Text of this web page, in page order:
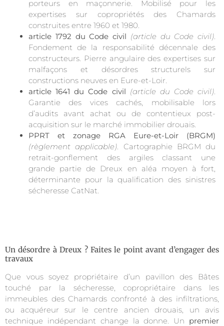
porteurs en maçonnerie. Mobilisé pour les
expertises sur copropriétés des Chamards
construites entre 1960 et 1980.
article 1792 du Code civil (article du Code civil)
Fondement de la responsabilité décennale des
constructeurs. Pierre angulaire des expertises sur
malfaçons et désordres structurels sur
constructions neuves en Eure-et-Loir.
article 1641 du Code civil (article du Code civil)
Garantie des vices cachés, mobilisable lors
d’audits avant achat ou de contentieux post-
acquisition sur le marché immobilier drouais.
PPRT et zonage RGA Eure-et-Loir (BRGM)
(règlement applicable) . Cartographie BRGM du
retrait-gonflement des argiles classant une
grande partie de Dreux en aléa moyen à fort,
déterminante pour la qualification des sinistres
sécheresse CatNat.
Un désordre à Dreux ? Faites le point avant d’engager des
travaux
Que vous soyez propriétaire d’un pavillon des Bâtes
touché par la sécheresse, copropriétaire dans les
immeubles des Chamards confronté à des infiltrations,
ou acquéreur sur le centre ancien drouais, un avis
technique indépendant change la donne. Un premier